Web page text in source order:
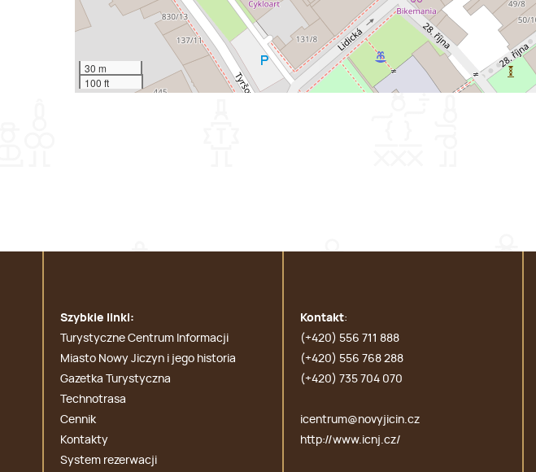
30 m
100 ft
Szybkie linki:
Turystyczne Centrum Informacji
Miasto Nowy Jiczyn i jego historia
Gazetka Turystyczna
Technotrasa
Cennik
Kontakty
System rezerwacji
Kontakt:
(+420) 556 711 888
(+420) 556 768 288
(+420) 735 704 070
icentrum@novyjicin.cz
http://www.icnj.cz/